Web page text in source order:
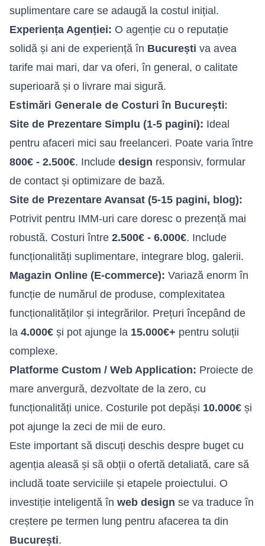
suplimentare care se adaugă la costul inițial.
Experiența Agenției: O agenție cu o reputație
solidă și ani de experiență în București va avea
tarife mai mari, dar va oferi, în general, o calitate
superioară și o livrare mai sigură.
Estimări Generale de Costuri în București:
Site de Prezentare Simplu (1-5 pagini): Ideal
pentru afaceri mici sau freelanceri. Poate varia între
800€ - 2.500€. Include design responsiv, formular
de contact și optimizare de bază.
Site de Prezentare Avansat (5-15 pagini, blog):
Potrivit pentru IMM-uri care doresc o prezență mai
robustă. Costuri între 2.500€ - 6.000€. Include
funcționalități suplimentare, integrare blog, galerii.
Magazin Online (E-commerce): Variază enorm în
funcție de numărul de produse, complexitatea
funcționalităților și integrărilor. Prețuri începând de
la 4.000€ și pot ajunge la 15.000€+ pentru soluții
complexe.
Platforme Custom / Web Application: Proiecte de
mare anvergură, dezvoltate de la zero, cu
funcționalități unice. Costurile pot depăși 10.000€ și
pot ajunge la zeci de mii de euro.
Este important să discuți deschis despre buget cu
agenția aleasă și să obții o ofertă detaliată, care să
includă toate serviciile și etapele proiectului. O
investiție inteligentă în web design se va traduce în
creștere pe termen lung pentru afacerea ta din
București.